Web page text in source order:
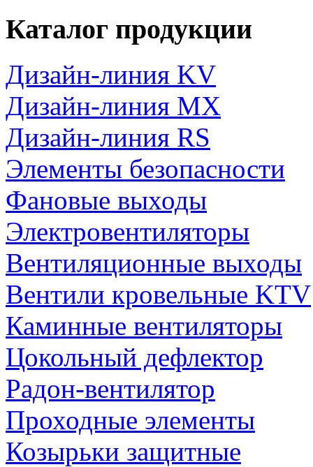
Каталог продукции
Дизайн-линия KV
Дизайн-линия MX
Дизайн-линия RS
Элементы безопасности
Фановые выходы
Электровентиляторы
Вентиляционные выходы
Вентили кровельные KTV
Каминные вентиляторы
Цокольный дефлектор
Радон-вентилятор
Проходные элементы
Козырьки защитные